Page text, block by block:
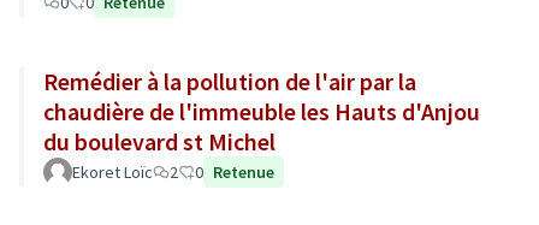
Remédier à la pollution de l'air par la
chaudière de l'immeuble les Hauts d'Anjou
du boulevard st Michel
Ekoret Loïc 2 0 Retenue